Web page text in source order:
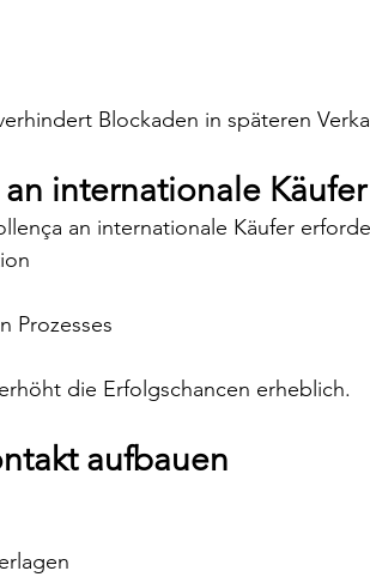
Blockaden in späteren
internationale Käufer
an internationale Käufer
Prozesses
die Erfolgschancen erheblich.
aufbauen